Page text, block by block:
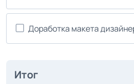
Доработка макета
Итог